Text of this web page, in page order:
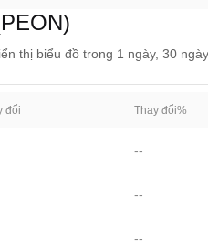
thị biểu đồ trong 1 ngày, 30
đổi Thay đổi%
--
--
--